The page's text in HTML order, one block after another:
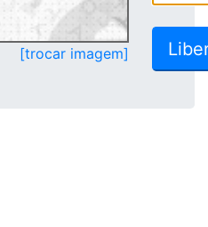
[trocar imagem]